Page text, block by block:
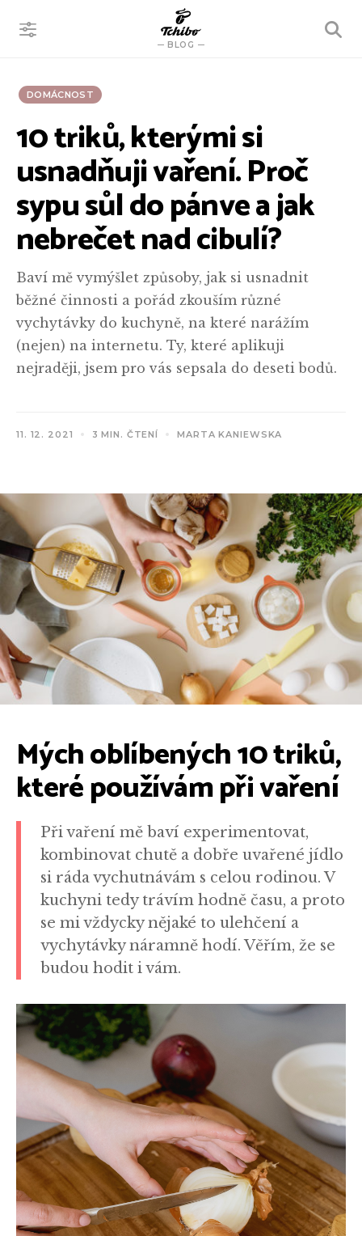
BLOG
VYHLEDÁVÁNÍ
DOMÁCNOST
10 triků, kterými si
usnadňuji vaření. Proč
sypu sůl do pánve a jak
nebrečet nad cibulí?
Baví mě vymýšlet způsoby, jak si usnadnit
běžné činnosti a pořád zkouším různé
vychytávky do kuchyně, na které narážím
(nejen) na internetu. Ty, které aplikuji
nejraději, jsem pro vás sepsala do deseti bodů.
11. 12. 2021 3 MIN. ČTENÍ MARTA KANIEWSKA
Mých oblíbených 10 triků,
které používám při vaření
Při vaření mě baví experimentovat,
kombinovat chutě a dobře uvařené jídlo
si ráda vychutnávám s celou rodinou. V
kuchyni tedy trávím hodně času, a proto
se mi vždycky nějaké to ulehčení a
vychytávky náramně hodí. Věřím, že se
budou hodit i vám.